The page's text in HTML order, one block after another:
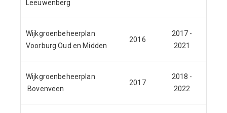
Leeuwenberg
Wijkgroenbeheerplan
Voorburg Oud en Midden
2016
2017 -
2021
Wijkgroenbeheerplan
Bovenveen
2017
2018 -
2022